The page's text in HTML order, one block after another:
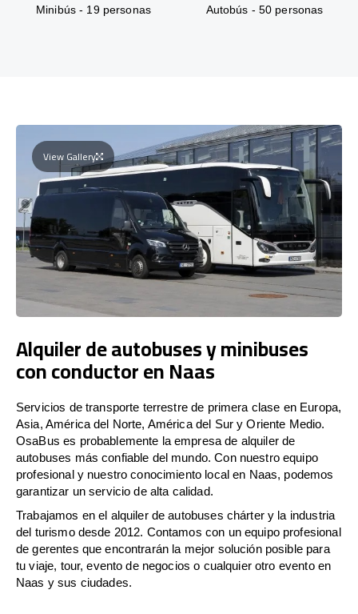
Minibús - 19 personas Autobús - 50 personas
View Gallery
Alquiler de autobuses y minibuses
con conductor en Naas
Servicios de transporte terrestre de primera clase en Europa,
Asia, América del Norte, América del Sur y Oriente Medio.
OsaBus es probablemente la empresa de alquiler de
autobuses más confiable del mundo. Con nuestro equipo
profesional y nuestro conocimiento local en Naas, podemos
garantizar un servicio de alta calidad.
Trabajamos en el alquiler de autobuses chárter y la industria
del turismo desde 2012. Contamos con un equipo profesional
de gerentes que encontrarán la mejor solución posible para
tu viaje, tour, evento de negocios o cualquier otro evento en
Naas y sus ciudades.